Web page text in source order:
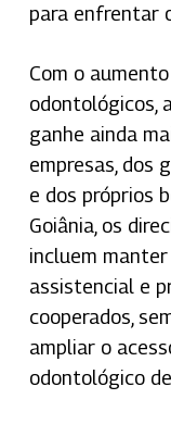
para enfrentar
Com o
odontológicos,
ganhe ainda
empresas, dos
e dos próprios
Goiânia, os
incluem
assistencial e
cooperados,
ampliar o
odontológico